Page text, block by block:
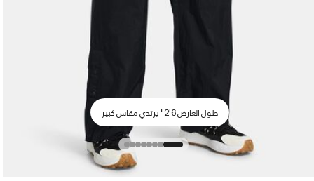
طول العارض 6'2" يرتدي مقاس كبير